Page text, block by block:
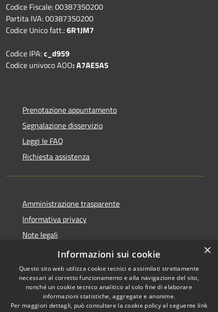
Codice Fiscale: 00387350200
Partita IVA: 00387350200
Codice Unico fatt.:6R1JM7
Codice IPA:c_d959
Codice univoco AOO: A7AE5A5
Prenotazione appuntamento
Segnalazione disservizio
Leggi le FAQ
Richiesta assistenza
Amministrazione trasparente
Informativa privacy
Note legali
Dichiarazione di accessibilità
Copyright © 2026 • Comune di
×
Informazioni sui cookie
Questo sito web utilizza cookie tecnici e assimilati strettamente
necessari al corretto funzionamento e alla navigazione del sito,
nonché un cookie tecnico analitico al solo fine di elaborare
informazioni statistiche, aggregate e anonime.
Per maggiori dettagli, può consultare la cookie policy al seguente link